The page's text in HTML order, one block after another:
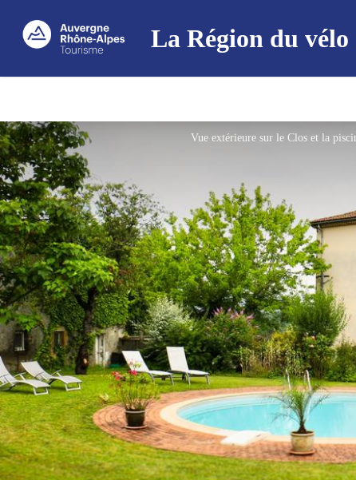
La Région du vélo
Vue extérieure sur le Clos et la